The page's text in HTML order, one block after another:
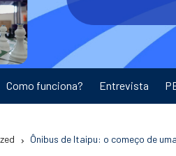
Como funciona? Entrevista
Ônibus de Itaipu: o começo de